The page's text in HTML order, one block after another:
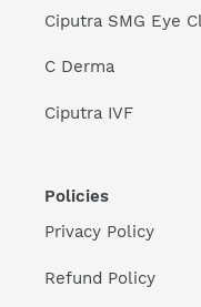
Ciputra SMG Eye
C Derma
Ciputra IVF
Policies
Privacy Policy
Refund Policy